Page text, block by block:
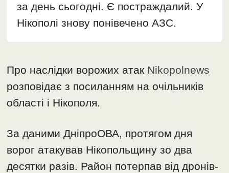
за день сьогодні. Є постраждалий. У
Нікополі знову понівечено АЗС.
Про наслідки ворожих атак Nikopolnews
розповідає з посиланням на очільників
області і Нікополя.
За даними ДніпроОВА, протягом дня
ворог атакував Нікопольщину зо два
десятки разів. Район потерпав від дронів-